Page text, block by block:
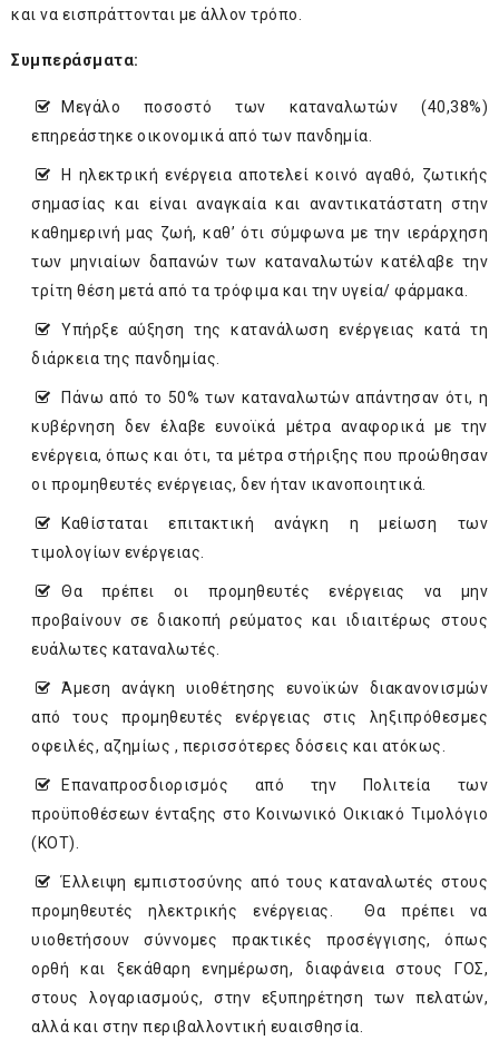
και να εισπράττονται με άλλον τρόπο.
Συμπεράσματα:
Μεγάλο ποσοστό των καταναλωτών (40,38%)
επηρεάστηκε οικονομικά από των πανδημία.
Η ηλεκτρική ενέργεια αποτελεί κοινό αγαθό, ζωτικής
σημασίας και είναι αναγκαία και αναντικατάστατη στην
καθημερινή μας ζωή, καθ’ ότι σύμφωνα με την ιεράρχηση
των μηνιαίων δαπανών των καταναλωτών κατέλαβε την
τρίτη θέση μετά από τα τρόφιμα και την υγεία/ φάρμακα.
Υπήρξε αύξηση της κατανάλωση ενέργειας κατά τη
διάρκεια της πανδημίας.
Πάνω από το 50% των καταναλωτών απάντησαν ότι, η
κυβέρνηση δεν έλαβε ευνοϊκά μέτρα αναφορικά με την
ενέργεια, όπως και ότι, τα μέτρα στήριξης που προώθησαν
οι προμηθευτές ενέργειας, δεν ήταν ικανοποιητικά.
Καθίσταται επιτακτική ανάγκη η μείωση των
τιμολογίων ενέργειας.
Θα πρέπει οι προμηθευτές ενέργειας να μην
προβαίνουν σε διακοπή ρεύματος και ιδιαιτέρως στους
ευάλωτες καταναλωτές.
Άμεση ανάγκη υιοθέτησης ευνοϊκών διακανονισμών
από τους προμηθευτές ενέργειας στις ληξιπρόθεσμες
οφειλές, αζημίως , περισσότερες δόσεις και ατόκως.
Επαναπροσδιορισμός από την Πολιτεία των
προϋποθέσεων ένταξης στο Κοινωνικό Οικιακό Τιμολόγιο
(ΚΟΤ).
Έλλειψη εμπιστοσύνης από τους καταναλωτές στους
προμηθευτές ηλεκτρικής ενέργειας. Θα πρέπει να
υιοθετήσουν σύννομες πρακτικές προσέγγισης, όπως
ορθή και ξεκάθαρη ενημέρωση, διαφάνεια στους ΓΟΣ,
στους λογαριασμούς, στην εξυπηρέτηση των πελατών,
αλλά και στην περιβαλλοντική ευαισθησία.